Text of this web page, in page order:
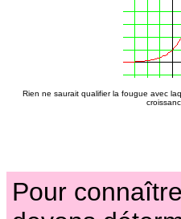
Rien ne saurait qualifier la fougue avec
Pour